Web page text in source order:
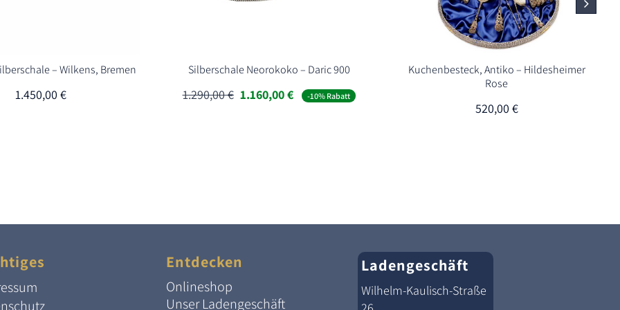
– Wilkens, Bremen
1.450,00€
Silberschale Neorokoko – Daric 900
1.290,00€ Ursprünglicher
1.160,00€Aktueller
Preis
-10% Rabatt
Kuchenbesteck, Antiko – Hildesheimer
Rose
520,00 €
Entdecken
Onlineshop
Unser Ladengeschäft
Ladengeschäft
Wilhelm-Kaulisch-Straße